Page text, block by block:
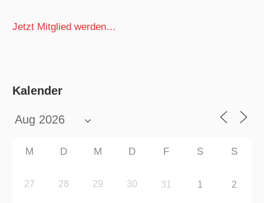
Jetzt Mitglied werden…
Kalender
M D M D F S S
27 28 29 30 31 1 2